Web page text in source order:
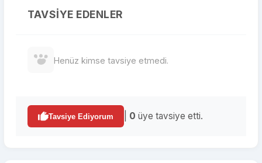
TAVSIYE EDENLER
Henüz kimse tavsiye etmedi.
Tavsiye Ediyorum 0 üye tavsiye etti.